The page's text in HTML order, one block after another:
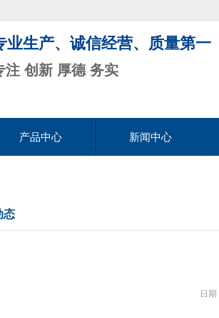
业生产、诚信经营、质量第一
注 创新 厚德 务实
产品中心 新闻中心
态
日期